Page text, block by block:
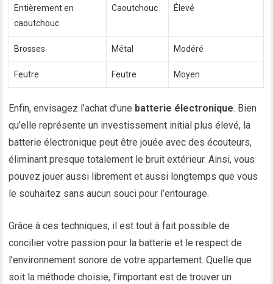
Entièrement en
caoutchouc
Caoutchouc Élevé
Brosses Métal Modéré
Feutre Feutre Moyen
Enfin, envisagez l’achat d’une batterie électronique. Bien
qu’elle représente un investissement initial plus élevé, la
batterie électronique peut être jouée avec des écouteurs,
éliminant presque totalement le bruit extérieur. Ainsi, vous
pouvez jouer aussi librement et aussi longtemps que vous
le souhaitez sans aucun souci pour l’entourage.
Grâce à ces techniques, il est tout à fait possible de
concilier votre passion pour la batterie et le respect de
l’environnement sonore de votre appartement. Quelle que
soit la méthode choisie, l’important est de trouver un